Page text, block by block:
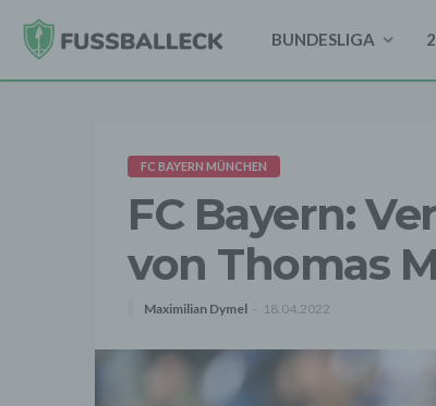
BUNDESLIGA
FC BAYERN MÜNCHEN
FC Bayern:
von Thomas
Maximilian Dymel 18.04.2022